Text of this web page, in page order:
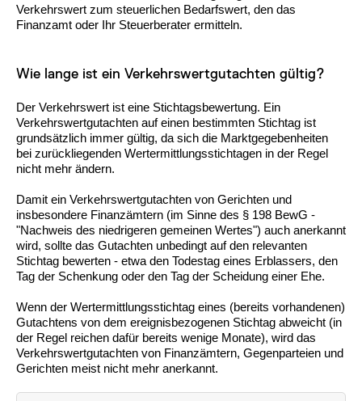
Verkehrswert zum steuerlichen Bedarfswert, den das
Finanzamt oder Ihr Steuerberater ermitteln.
Wie lange ist ein Verkehrswertgutachten gültig?
Der Verkehrswert ist eine Stichtagsbewertung. Ein
Verkehrswertgutachten auf einen bestimmten Stichtag ist
grundsätzlich immer gültig, da sich die Marktgegebenheiten
bei zurückliegenden Wertermittlungsstichtagen in der Regel
nicht mehr ändern.
Damit ein Verkehrswertgutachten von Gerichten und
insbesondere Finanzämtern (im Sinne des § 198 BewG -
"Nachweis des niedrigeren gemeinen Wertes") auch anerkannt
wird, sollte das Gutachten unbedingt auf den relevanten
Stichtag bewerten - etwa den Todestag eines Erblassers, den
Tag der Schenkung oder den Tag der Scheidung einer Ehe.
Wenn der Wertermittlungsstichtag eines (bereits vorhandenen)
Gutachtens von dem ereignisbezogenen Stichtag abweicht (in
der Regel reichen dafür bereits wenige Monate), wird das
Verkehrswertgutachten von Finanzämtern, Gegenparteien und
Gerichten meist nicht mehr anerkannt.